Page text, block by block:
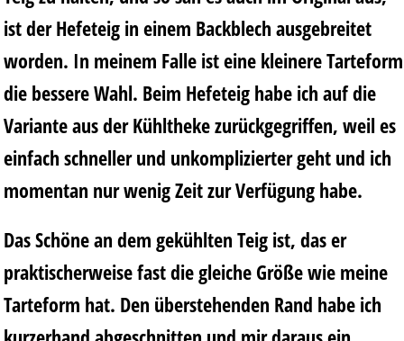
ist der Hefeteig in einem Backblech ausgebreitet
worden. In meinem Falle ist eine kleinere Tarteform
die bessere Wahl. Beim Hefeteig habe ich auf die
Variante aus der Kühltheke zurückgegriffen, weil es
einfach schneller und unkomplizierter geht und ich
momentan nur wenig Zeit zur Verfügung habe.
Das Schöne an dem gekühlten Teig ist, das er
praktischerweise fast die gleiche Größe wie meine
Tarteform hat. Den überstehenden Rand habe ich